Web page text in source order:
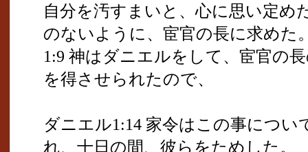
自分を汚すまいと、心に思い定め
のないように、宦官の長に求めた
1:9 神はダニエルをして、宦官の
を得させられたので、
ダニエル1:14 家令はこの事につ
れ、十日の間、彼らをためした。